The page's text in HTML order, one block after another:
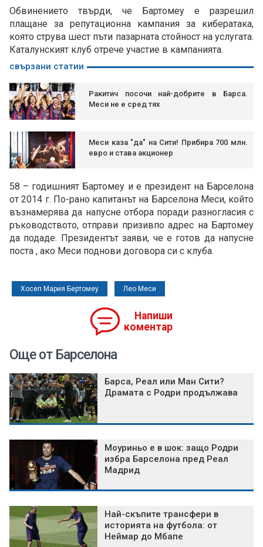
Обвинението твърди, че Бартомеу е разрешил
плащане за репутационна кампания за кибератака,
която струва шест пъти пазарната стойност на услугата.
Каталунският клуб отрече участие в кампанията.
свързани статии
Ракитич посочи най-добрите в Барса.
Меси не е сред тях
Меси каза "да" на Сити! Прибира 700 млн.
евро и става акционер
58 – годишният Бартомеу и е президент на Барселона
от 2014 г. По-рано капитанът на Барселона Меси, който
възнамерява да напусне отбора поради разногласия с
ръководството, отправи призивпо адрес на Бартомеу
да подаде. Президентът заяви, че е готов да напусне
поста , ако Меси поднови договора си с клуба.
Хосеп Мария Бертомеу Лео Меси
Напиши
коментар
Още от Барселона
Барса, Реал или Ман Сити?
Драмата с Родри продължава
Моуриньо е в шок: защо Родри
избра Барселона пред Реал
Мадрид
Най-скъпите трансфери в
историята на футбола: от
Неймар до Мбапе